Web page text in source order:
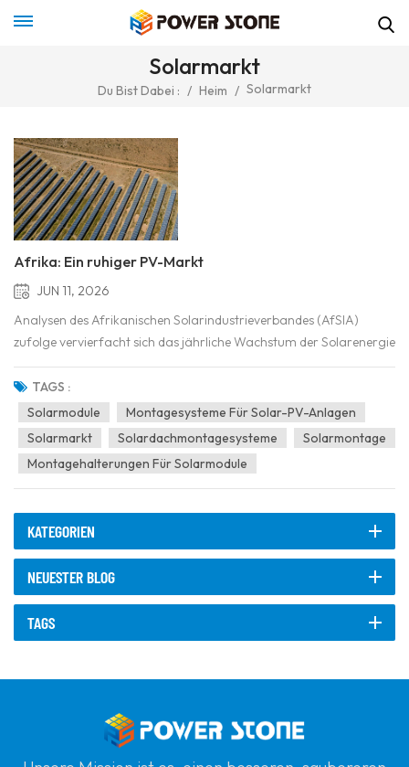
Solarmarkt
Du Bist Dabei : / Heim / Solarmarkt
Afrika: Ein ruhiger PV-Markt
JUN 11, 2026
Analysen des Afrikanischen Solarindustrieverbandes (AfSIA)
zufolge vervierfacht sich das jährliche Wachstum der Solarenergie
in Afrika nahezu, wenn Handelszahlen berücksichtigt werden. Es
gibt kaum Anzeichen für große Lagerbestände, sodass die nach
Afrika gelieferten Module größtenteils lokal gekauf...
TAGS :
Solarmodule
Montagesysteme Für Solar-PV-Anlagen
Solarmarkt
Solardachmontagesysteme
Solarmontage
Montagehalterungen Für Solarmodule
KATEGORIEN
NEUESTER BLOG
TAGS